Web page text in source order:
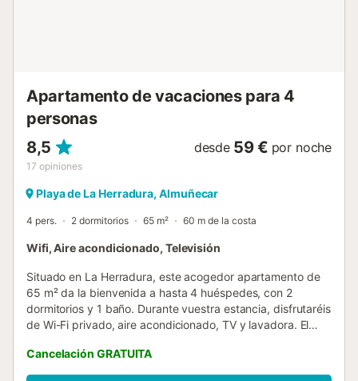
Apartamento de vacaciones para 4
personas
8,5
17 opiniones
desde 59 € por noche
Playa de La Herradura, Almuñecar
4 pers. 2 dormitorios 65 m² 60 m de la costa
Wifi, Aire acondicionado, Televisión
Situado en La Herradura, este acogedor apartamento de
65 m² da la bienvenida a hasta 4 huéspedes, con 2
dormitorios y 1 baño. Durante vuestra estancia, disfrutaréis
de Wi-Fi privado, aire acondicionado, TV y lavadora. El
al mar, y el auto check-in facilita una llegada sencilla.
Podréis salir a la terraza compartida sin cubrir para
Cancelación GRATUITA